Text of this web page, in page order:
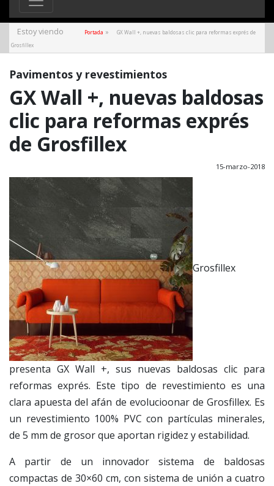
Estoy viendo Portada »
GX Wall +, nuevas baldosas clic para reformas exprés de
Grosfillex
Pavimentos y revestimientos
GX Wall +, nuevas baldosas
clic para reformas exprés
de Grosfillex
15-marzo-2018
Grosfillex
presenta GX Wall +, sus nuevas baldosas clic para
reformas exprés. Este tipo de revestimiento es una
clara apuesta del afán de evolucioonar de Grosfillex. Es
un revestimiento 100% PVC con partículas minerales,
de 5 mm de grosor que aportan rigidez y estabilidad.
A partir de un innovador sistema de baldosas
compactas de 30×60 cm, con sistema de unión a cuatro